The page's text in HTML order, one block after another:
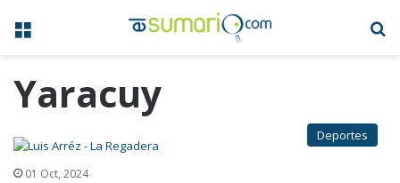
Menú
Yaracuy
Deportes
01 Oct, 2024